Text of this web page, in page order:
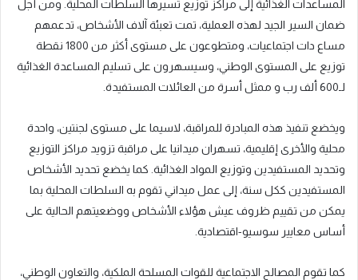
المساعدات الغذائية إلى مراكز توزيع تسيرها السلطات المحلية. ومن أجل
ضمان السير الجيد لهذه العملية، تمت تعبئة آلاف الأشخاص، تدعمهم
مساع دات اجتماعيات، ومتطوعون على مستوى أكثر من 1800 نقطة
توزيع على المستوى الوطني، وسيسهرون على تسليم المساعدة الغذائية
لـ600 ألف رب و ممثل أسرة من العائلات المستفيدة.
ويخضع تنفيذ هذه المبادرة للمراقبة، لاسيما على مستوى لجنتين، واحدة
محلية والأخرى إقليمية، تسهران ميدانيا على مراقبة تزويد مراكز التوزيع
وتحديد المستفيدين وتوزيع المواد الغذائية. كما يخضع تحديد الأشخاص
المستفيدين ككل سنة، إلى عمل ميداني تقوم به السلطات المحلية بما
يمكن من تقييم ظروف عيش هؤلاء الأشخاص ووضعيتهم الحالية على
أساس معايير سوسيو-اقتصادية.
كما تقوم المصالح الاجتماعية للقوات المسلحة الملكية، والتعاون الوطني،